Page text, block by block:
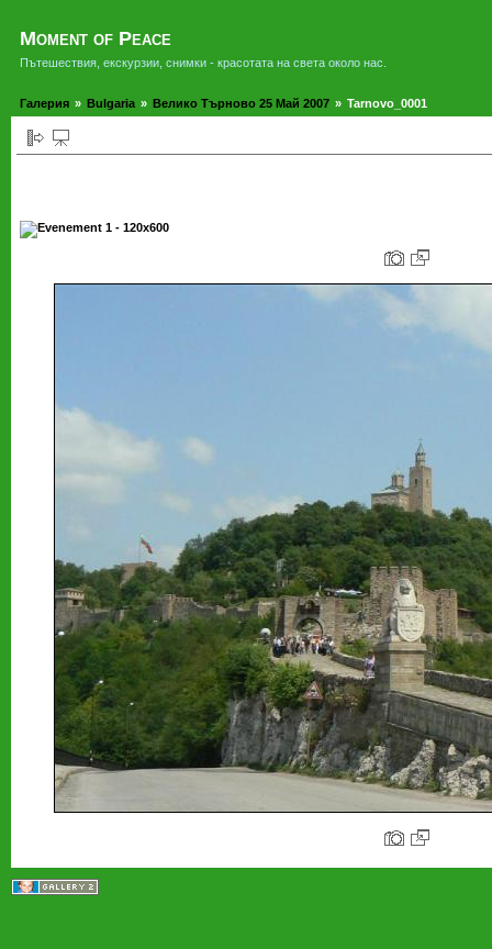
Moment of Peace
Пътешествия, екскурзии, снимки - красотата на света около нас.
Галерия » Bulgaria » Велико Търново 25 Май 2007 » Tarnovo_0001